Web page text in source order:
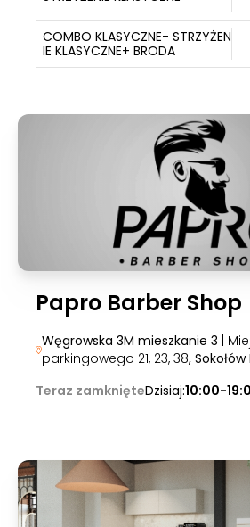
COMBO KLASYCZNE- STRZYŻEN
IE KLASYCZNE+ BRODA
Papro Barber Shop
Węgrowska 3M mieszkanie 3 |
parkingowego 21, 23, 38,
Teraz zamknięteDzisiaj:10:00-